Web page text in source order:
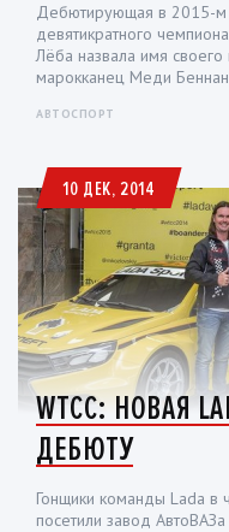
Дебютирующая в 2015-м
девятикратного
Лёба назвала имя
марокканец Меди
АВТОСПОРТ
10 ДЕК, 2014
WTCC: НОВАЯ
ДЕБЮТУ
Гонщики команды Lada в
посетили завод АвтоВАЗа